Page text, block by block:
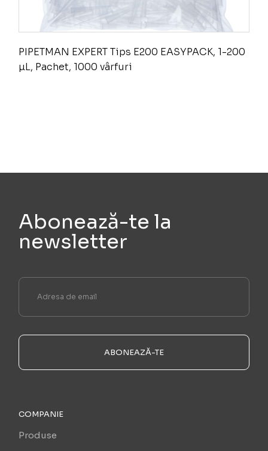
PIPETMAN EXPERT Tips E200 EASYPACK, 1-200
µL, Pachet, 1000 vârfuri
Abonează-te la
newsletter
ABONEAZĂ-TE
COMPANIE
Produse